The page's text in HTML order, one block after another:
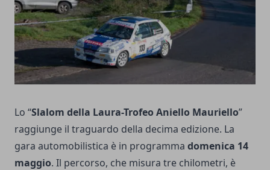
Lo “Slalom della Laura-Trofeo Aniello Mauriello”
raggiunge il traguardo della decima edizione. La
gara automobilistica è in programma domenica 14
maggio. Il percorso, che misura tre chilometri, è